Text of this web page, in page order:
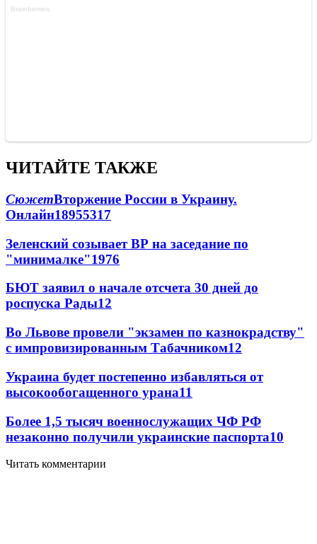
ЧИТАЙТЕ ТАКЖЕ
СюжетВторжение России в Украину.
Онлайн18955317
Зеленский созывает ВР на заседание по
"минималке"1976
БЮТ заявил о начале отсчета 30 дней до
роспуска Рады12
Во Львове провели "экзамен по казнокрадству"
с импровизированным Табачником12
Украина будет постепенно избавляться от
высокообогащенного урана11
Более 1,5 тысяч военнослужащих ЧФ РФ
незаконно получили украинские паспорта10
Читать комментарии